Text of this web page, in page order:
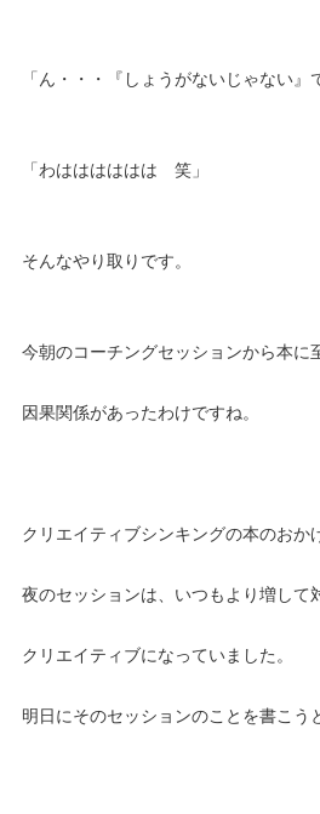
「ん・・・『しょうがないじゃない』
「わはははははは 笑」
そんなやり取りです。
今朝のコーチングセッションから本に
因果関係があったわけですね。
クリエイティブシンキングの本のおか
夜のセッションは、いつもより増して
クリエイティブになっていました。
明日にそのセッションのことを書こう